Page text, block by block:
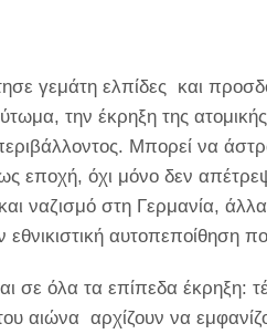
γεμάτη ελπίδες και
την έκρηξη της
Μπορεί να
εποχή, όχι μόνο δεν
ναζισμό στη Γερμανία, άλλα
αυτοπεποίθηση
σε όλα τα επίπεδα έκρηξη:
αιώνα αρχίζουν να